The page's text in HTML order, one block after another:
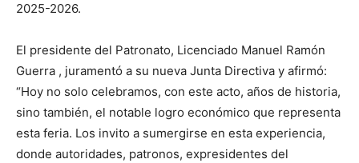
2025-2026.
El presidente del Patronato, Licenciado Manuel Ramón
Guerra , juramentó a su nueva Junta Directiva y afirmó:
“Hoy no solo celebramos, con este acto, años de historia,
sino también, el notable logro económico que representa
esta feria. Los invito a sumergirse en esta experiencia,
donde autoridades, patronos, expresidentes del